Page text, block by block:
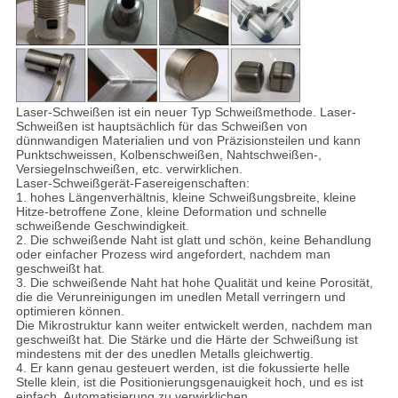
Laser-Schweißen ist ein neuer Typ Schweißmethode. Laser-
Schweißen ist hauptsächlich für das Schweißen von
dünnwandigen Materialien und von Präzisionsteilen und kann
Punktschweissen, Kolbenschweißen, Nahtschweißen-,
Versiegelnschweißen, etc. verwirklichen.
Laser-Schweißgerät-Fasereigenschaften:
1. hohes Längenverhältnis, kleine Schweißungsbreite, kleine
Hitze-betroffene Zone, kleine Deformation und schnelle
schweißende Geschwindigkeit.
2. Die schweißende Naht ist glatt und schön, keine Behandlung
oder einfacher Prozess wird angefordert, nachdem man
geschweißt hat.
3. Die schweißende Naht hat hohe Qualität und keine Porosität,
die die Verunreinigungen im unedlen Metall verringern und
optimieren können.
Die Mikrostruktur kann weiter entwickelt werden, nachdem man
geschweißt hat. Die Stärke und die Härte der Schweißung ist
mindestens mit der des unedlen Metalls gleichwertig.
4. Er kann genau gesteuert werden, ist die fokussierte helle
Stelle klein, ist die Positionierungsgenauigkeit hoch, und es ist